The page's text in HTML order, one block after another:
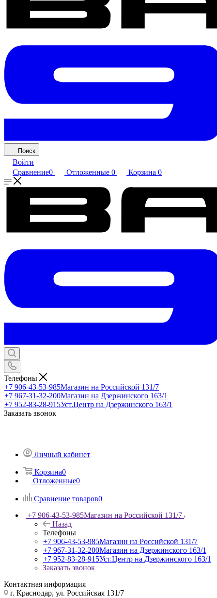
Поиск
Войти
Сравнение0 Отложенные 0 Корзина 0
Телефоны
+7 906-43-53-985Магазин на Российской 131/7
+7 967-31-32-200Магазин на Дзержинского 163/1
+7 952-83-28-915Уст.Центр на Дзержинского 163/1
Заказать звонок
Личный кабинет
Корзина0
Отложенные0
Сравнение товаров0
+7 906-43-53-985Магазин на Российской 131/7
Назад
Телефоны
+7 906-43-53-985Магазин на Российской 131/7
+7 967-31-32-200Магазин на Дзержинского 163/1
+7 952-83-28-915Уст.Центр на Дзержинского 163/1
Заказать звонок
Контактная информация
г. Краснодар, ул. Российская 131/7